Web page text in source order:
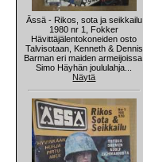
Ässä - Rikos, sota ja seikkailu
1980 nr 1, Fokker
Hävittäjälentokoneiden osto
Talvisotaan, Kenneth & Dennis
Barman eri maiden armeijoissa,
Simo Häyhän joululahja...
Näytä